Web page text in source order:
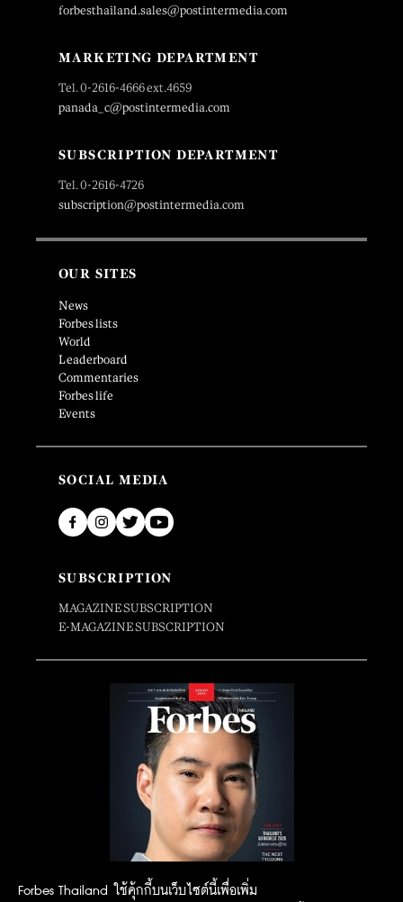
Forbes Thailand ใช้คุ้กกี้บนเว็บไซต์นี้เพื่อเพิ่ม
forbesthailand.sales@postintermedia.com
MARKETING DEPARTMENT
Tel. 0-2616-4666 ext.4659
panada_c@postintermedia.com
SUBSCRIPTION DEPARTMENT
Tel. 0-2616-4726
subscription@postintermedia.com
OUR SITES
News
Forbes lists
World
Leaderboard
Commentaries
Forbes life
Events
SOCIAL MEDIA
SUBSCRIPTION
MAGAZINE SUBSCRIPTION
E-MAGAZINE SUBSCRIPTION